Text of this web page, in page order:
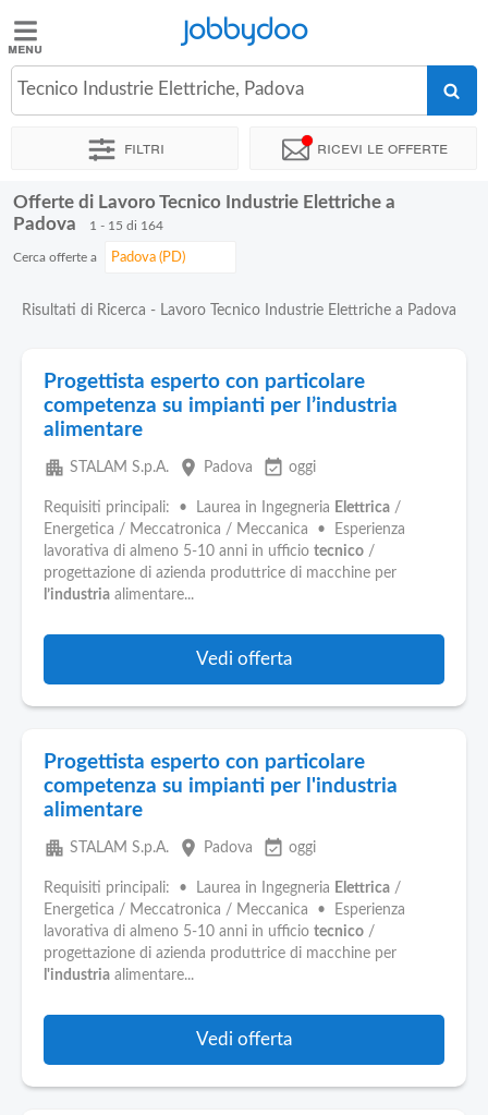
Jobbydoo
Offerte
Stipendi
professioni
Blog
Offerte
Area
Aziende
Jobbydoo
Tecnico Industrie Elettriche, Padova
Filtri Ricevi le offerte
Offerte di Lavoro Tecnico Industrie Elettriche a
Padova
1 - 15 di 164
Cerca offerte a
Risultati di Ricerca - Lavoro Tecnico Industrie Elettriche a Padova
Progettista esperto con particolare
competenza su impianti per l’industria
alimentare
apartment STALAM S.p.A. place Padova event_available oggi
Requisiti principali: • Laurea in Ingegneria Elettrica /
Energetica / Meccatronica / Meccanica • Esperienza
lavorativa di almeno 5-10 anni in ufficio tecnico /
progettazione di azienda produttrice di macchine per
l’industria alimentare...
Vedi offerta
Progettista esperto con particolare
competenza su impianti per l'industria
alimentare
apartment STALAM S.p.A. place Padova event_available oggi
Requisiti principali: • Laurea in Ingegneria Elettrica /
Energetica / Meccatronica / Meccanica • Esperienza
lavorativa di almeno 5-10 anni in ufficio tecnico /
progettazione di azienda produttrice di macchine per
l'industria alimentare...
Vedi offerta